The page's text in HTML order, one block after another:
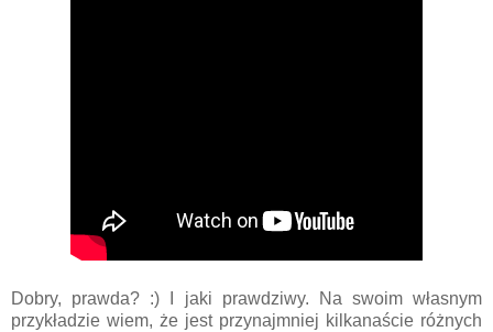
Dobry, prawda? :) I jaki prawdziwy. Na swoim własnym
przykładzie wiem, że jest przynajmniej kilkanaście różnych